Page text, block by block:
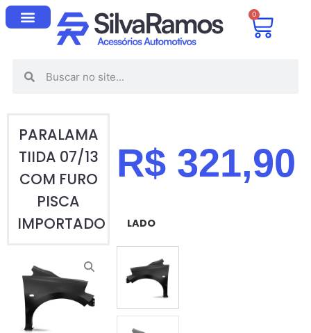
0
PARALAMA
TIIDA 07/13
COM FURO
PISCA
IMPORTADO
R$ 321,90
LADO
ESQUERDO (MOTORISTA)